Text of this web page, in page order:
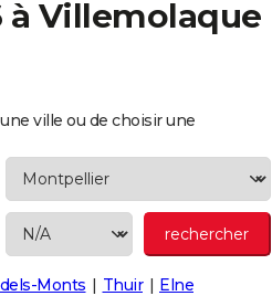
à Villemolaque
ville ou de choisir une
Monts Thuir Elne